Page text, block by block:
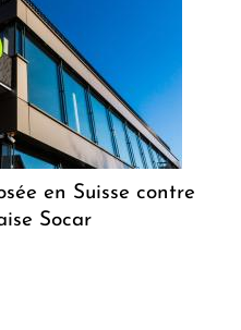
en Suisse contre
Socar